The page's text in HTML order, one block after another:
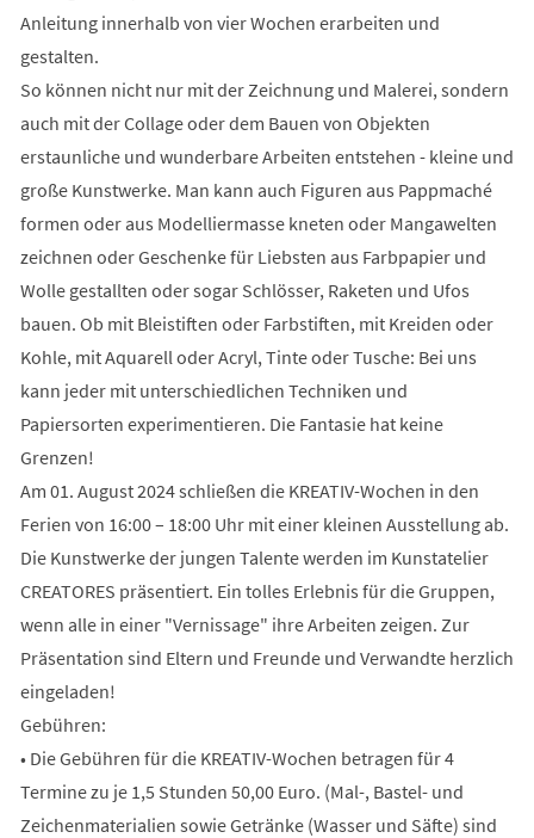
Anleitung innerhalb von vier Wochen erarbeiten und
gestalten.
So können nicht nur mit der Zeichnung und Malerei, sondern
auch mit der Collage oder dem Bauen von Objekten
erstaunliche und wunderbare Arbeiten entstehen - kleine und
große Kunstwerke. Man kann auch Figuren aus Pappmaché
formen oder aus Modelliermasse kneten oder Mangawelten
zeichnen oder Geschenke für Liebsten aus Farbpapier und
Wolle gestallten oder sogar Schlösser, Raketen und Ufos
bauen. Ob mit Bleistiften oder Farbstiften, mit Kreiden oder
Kohle, mit Aquarell oder Acryl, Tinte oder Tusche: Bei uns
kann jeder mit unterschiedlichen Techniken und
Papiersorten experimentieren. Die Fantasie hat keine
Grenzen!
Am 01. August 2024 schließen die KREATIV-Wochen in den
Ferien von 16:00 – 18:00 Uhr mit einer kleinen Ausstellung ab.
Die Kunstwerke der jungen Talente werden im Kunstatelier
CREATORES präsentiert. Ein tolles Erlebnis für die Gruppen,
wenn alle in einer "Vernissage" ihre Arbeiten zeigen. Zur
Präsentation sind Eltern und Freunde und Verwandte herzlich
eingeladen!
Gebühren:
• Die Gebühren für die KREATIV-Wochen betragen für 4
Termine zu je 1,5 Stunden 50,00 Euro. (Mal-, Bastel- und
Zeichenmaterialien sowie Getränke (Wasser und Säfte) sind